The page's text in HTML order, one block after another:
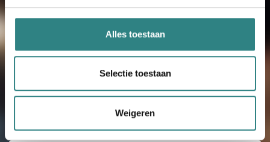
Alles toestaan
Selectie toestaan
Weigeren
ACHTERNAAM*